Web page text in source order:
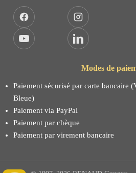
Facebook Instagram
YouTube LinkedIn
Modes de
Paiement sécurisé par carte bancaire
Bleue)
Paiement via PayPal
Paiement par chèque
Paiement par virement bancaire